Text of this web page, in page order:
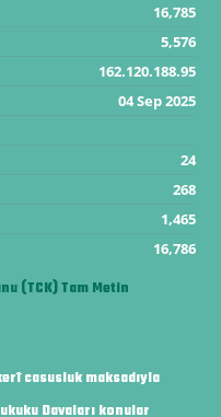
16,785
5,576
162.120.188.95
04 Sep 2025
24
268
1,465
16,786
(TCK) Tam Metin
casusluk maksadıyla
Davaları konular